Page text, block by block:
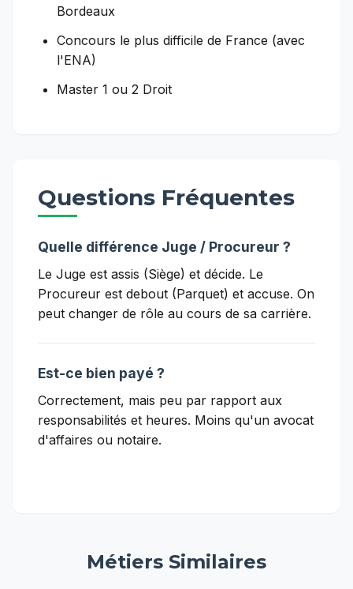
Bordeaux
Concours le plus difficile de France (avec
l'ENA)
Master 1 ou 2 Droit
Questions Fréquentes
Quelle différence Juge / Procureur ?
Le Juge est assis (Siège) et décide. Le
Procureur est debout (Parquet) et accuse. On
peut changer de rôle au cours de sa carrière.
Est-ce bien payé ?
Correctement, mais peu par rapport aux
responsabilités et heures. Moins qu'un avocat
d'affaires ou notaire.
Métiers Similaires